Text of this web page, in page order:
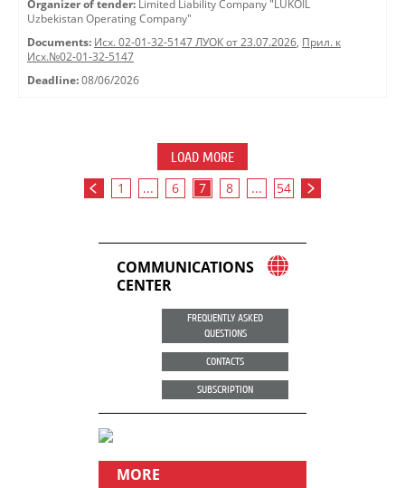
Organizer of tender: Limited Liability Company "LUKOIL
Uzbekistan Operating Company"
Documents: Исх. 02-01-32-5147 ЛУОК от 23.07.2026, Прил. к
Исх.№02-01-32-5147
Deadline: 08/06/2026
LOAD MORE
1 ... 6 7 8 ... 54
COMMUNICATIONS
CENTER
FREQUENTLY ASKED
QUESTIONS
CONTACTS
SUBSCRIPTION
MORE